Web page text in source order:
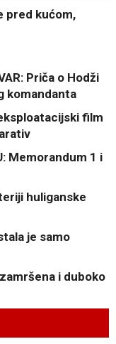
pred kućom,
Priča o Hodži
komandanta
film
Memorandum 1 i
huliganske
je samo
zamršena i duboko